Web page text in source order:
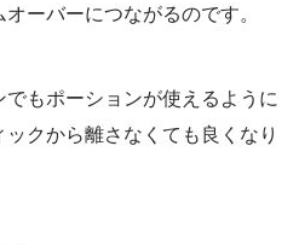
ーバーにつながるのです。
もポーションが使えるように
クから離さなくても良くなり